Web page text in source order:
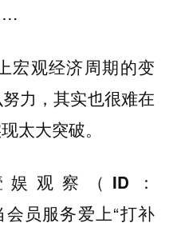
宏观经济周期的变
力，其实也很难在
太大突破。
娱观察（ID：
会员服务爱上“打补